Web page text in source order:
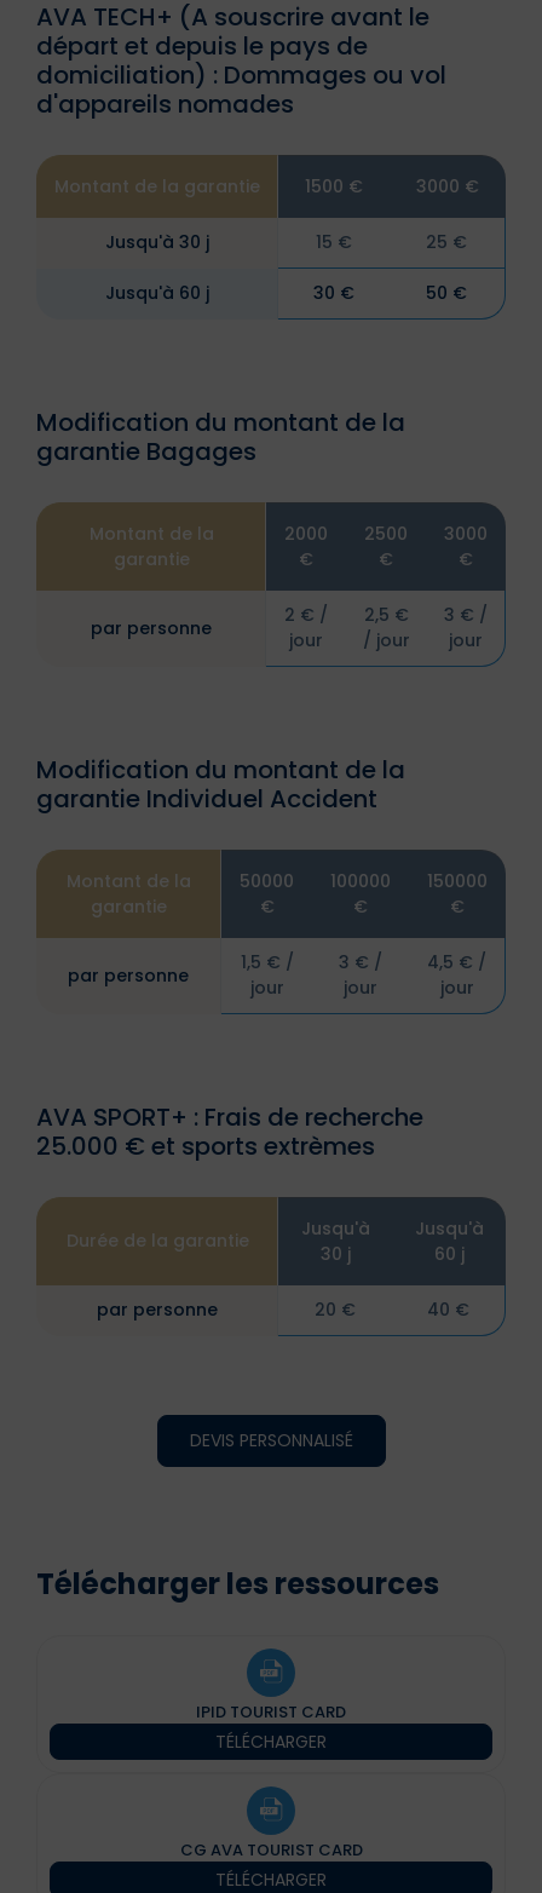
AVA TECH+ (A souscrire avant le
départ et depuis le pays de
domiciliation) : Dommages ou vol
d'appareils nomades
Montant de la garantie 1500 € 3000 €
Jusqu'à 30 j 15 € 25 €
Jusqu'à 60 j 30 € 50 €
Modification du montant de la
garantie Bagages
Montant de la
garantie
2000
€
2500
€
3000
€
par personne
2 € /
jour
2,5 €
/ jour
3 € /
jour
Modification du montant de la
garantie Individuel Accident
Montant de la
garantie
50000
€
100000
€
150000
€
par personne
1,5 € /
jour
3 € /
jour
4,5 € /
jour
AVA SPORT+ : Frais de recherche
25.000 € et sports extrèmes
Durée de la garantie
Jusqu'à
30 j
Jusqu'à
60 j
par personne 20 € 40 €
DEVIS PERSONNALISÉ
Télécharger les ressources
IPID TOURIST CARD
TÉLÉCHARGER
CG AVA TOURIST CARD
TÉLÉCHARGER